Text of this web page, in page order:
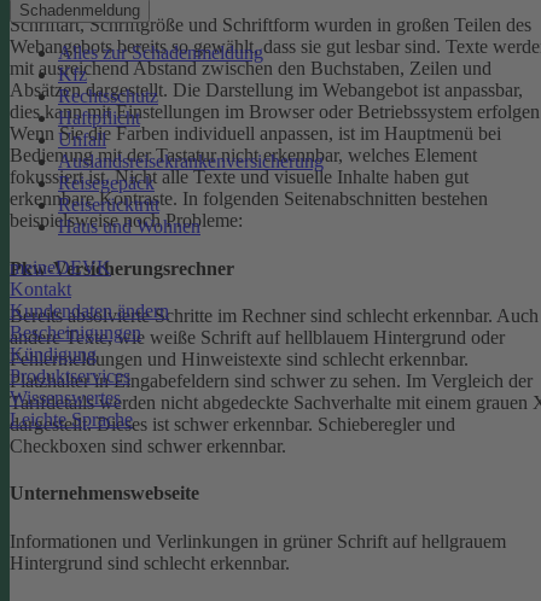
Schadenmeldung
Alles zur Schadenmeldung
Kfz
Rechtsschutz
Haftpflicht
Unfall
Auslandsreisekrankenversicherung
Reisegepäck
Reiserücktritt
Haus und Wohnen
meineDEVK
Kontakt
Kundendaten ändern
Bescheinigungen
Kündigung
Produktservices
Wissenswertes
Leichte Sprache
Schriftart, Schriftgröße und Schriftform wurden in großen Teilen des
Webangebots bereits so gewählt, dass sie gut lesbar sind. Texte
mit ausreichend Abstand zwischen den Buchstaben, Zeilen und
Absätzen dargestellt. Die Darstellung im Webangebot ist anpassbar,
dies kann mit Einstellungen im Browser oder Betriebssystem
Wenn Sie die Farben individuell anpassen, ist im Hauptmenü bei
Bedienung mit der Tastatur nicht erkennbar, welches Element
fokussiert ist.Nicht alle Texte und visuelle Inhalte haben gut
erkennbare Kontraste. In folgenden Seitenabschnitten bestehen
beispielsweise noch Probleme:
Pkw-Versicherungsrechner
Bereits absolvierte Schritte im Rechner sind schlecht erkennbar. Auch
andere Texte, wie weiße Schrift auf hellblauem Hintergrund oder
Fehlermeldungen und Hinweistexte sind schlecht erkennbar.
Platzhalter in Eingabefeldern sind schwer zu sehen. Im Vergleich der
Tarifdetails werden nicht abgedeckte Sachverhalte mit einem grauen
dargestellt. Dieses ist schwer erkennbar. Schieberegler und
Checkboxen sind schwer erkennbar.
Unternehmenswebseite
Informationen und Verlinkungen in grüner Schrift auf hellgrauem
Hintergrund sind schlecht erkennbar.